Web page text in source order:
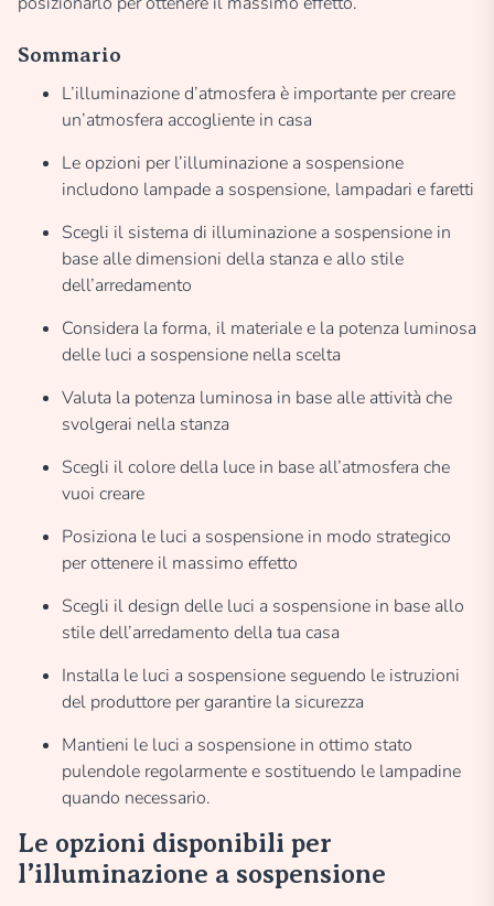
Sommario
L’illuminazione d’atmosfera è importante per creare
un’atmosfera accogliente in casa
Le opzioni per l’illuminazione a sospensione
includono lampade a sospensione, lampadari e faretti
Scegli il sistema di illuminazione a sospensione in
base alle dimensioni della stanza e allo stile
dell’arredamento
Considera la forma, il materiale e la potenza luminosa
delle luci a sospensione nella scelta
Valuta la potenza luminosa in base alle attività che
svolgerai nella stanza
Scegli il colore della luce in base all’atmosfera che
vuoi creare
Posiziona le luci a sospensione in modo strategico
per ottenere il massimo effetto
Scegli il design delle luci a sospensione in base allo
stile dell’arredamento della tua casa
Installa le luci a sospensione seguendo le istruzioni
del produttore per garantire la sicurezza
Mantieni le luci a sospensione in ottimo stato
pulendole regolarmente e sostituendo le lampadine
quando necessario.
Le opzioni disponibili per
l’illuminazione a sospensione